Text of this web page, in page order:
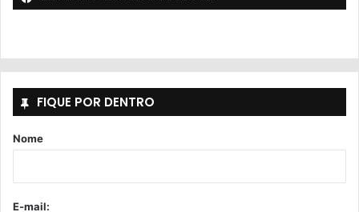
FIQUE POR DENTRO
Nome
E-mail: